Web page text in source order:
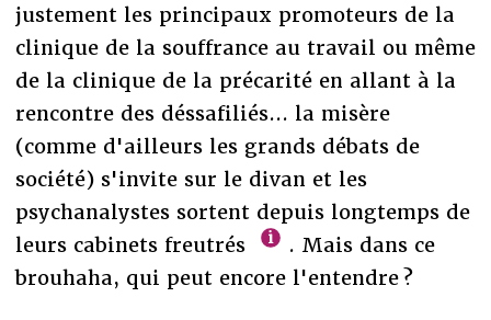
justement les principaux promoteurs de la
clinique de la souffrance au travail ou même
de la clinique de la précarité en allant à la
rencontre des déssafiliés... la misère
(comme d'ailleurs les grands débats de
société) s'invite sur le divan et les
psychanalystes sortent depuis longtemps de
leurs cabinets freutrés
. Mais dans ce
brouhaha, qui peut encore l'entendre ?